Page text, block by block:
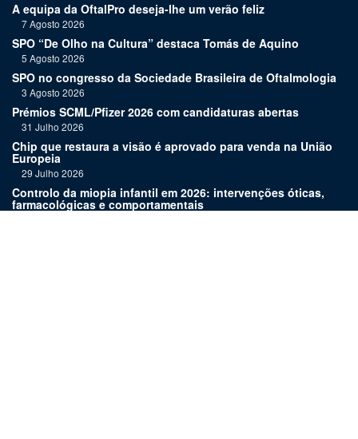
A equipa da OftalPro deseja-lhe um verão feliz
7 Agosto 2026
SPO “De Olho na Cultura” destaca Tomás de Aquino
5 Agosto 2026
SPO no congresso da Sociedade Brasileira de Oftalmologia
3 Agosto 2026
Prémios SCML/Pfizer 2026 com candidaturas abertas
31 Julho 2026
Chip que restaura a visão é aprovado para venda na União
Europeia
29 Julho 2026
Controlo da miopia infantil em 2026: intervenções óticas,
farmacológicas e comportamentais